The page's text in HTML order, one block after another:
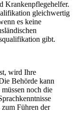
Krankenpflegehelfer.
gleichwertig
es keine
gibt.
wird Ihre
Behörde kann
noch die
Führen der